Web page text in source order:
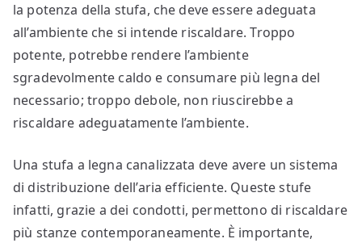
la potenza della stufa, che deve essere adeguata
all’ambiente che si intende riscaldare. Troppo
potente, potrebbe rendere l’ambiente
sgradevolmente caldo e consumare più legna del
necessario; troppo debole, non riuscirebbe a
riscaldare adeguatamente l’ambiente.
Una stufa a legna canalizzata deve avere un sistema
di distribuzione dell’aria efficiente. Queste stufe
infatti, grazie a dei condotti, permettono di riscaldare
più stanze contemporaneamente. È importante,